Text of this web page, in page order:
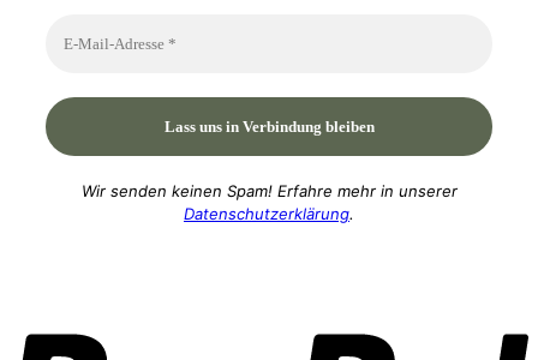
Wir senden keinen Spam! Erfahre mehr in unserer
Datenschutzerklärung.